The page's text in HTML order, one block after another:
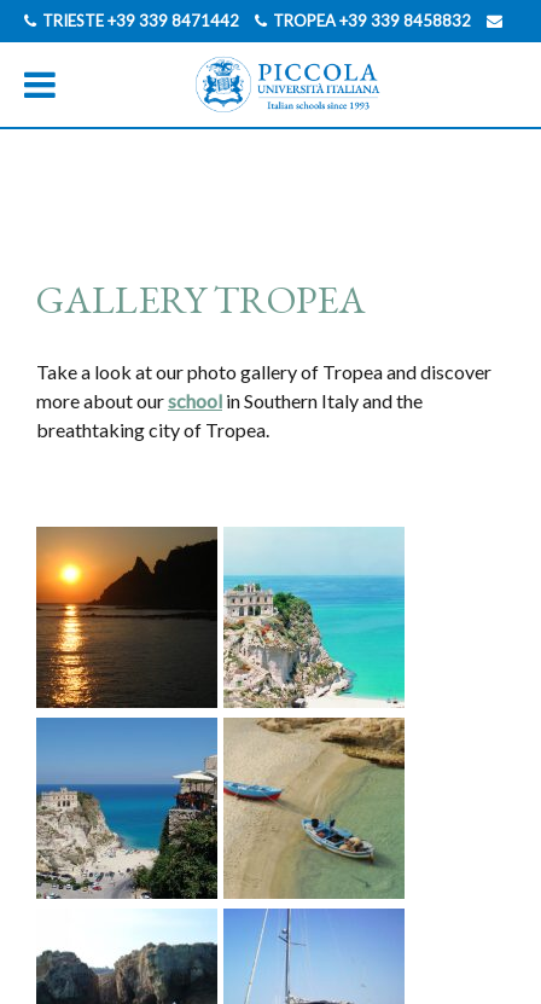
TRIESTE+39 339 8471442 TROPEA+39 339 8458832
INFO@PICCOLAUNIVERSITAITALIANA.COM
GERMAN
GALLERY TROPEA
Take a look at our photo gallery of Tropea and discover
more about ourschool in Southern Italy and the
breathtaking city of Tropea.